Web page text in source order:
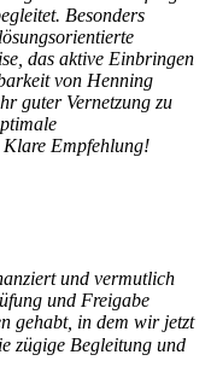
Besonders
das aktive Einbringen
von Henning
guter Vernetzung zu
Klare Empfehlung!
und vermutlich
und Freigabe
gehabt, in dem wir jetzt
zügige Begleitung und